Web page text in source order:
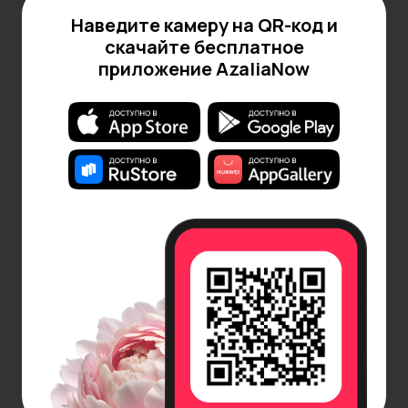
рекомендуется частично менять на новую.
Подведем итоги: выбор горшка для бонсай — это
сочетание эстетики, функциональности и заботы
о здоровье растения.
Традиция бонсай
Традиция бонсай зародились в древнем Китае
более тысячи лет назад, и оттуда
Культивирование бонсай стало неотъемлемой
частью японской культуры. Растение в
неглубокой емкости, являясь миниатюрной
копией больших деревьев, символизирует
гармонию между человеком и природой.
Философия бонсай основана на стремлении к
минимализму и целостности, что отражает
глубокое уважение к жизни и времени. Каждое
Наведите камеру на QR-код и
скачайте бесплатное
приложение AzaliaNow